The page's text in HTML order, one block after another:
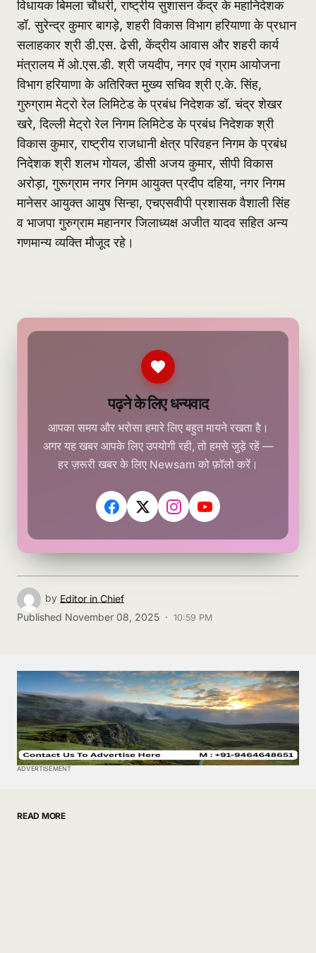
विधायक बिमला चौधरी, राष्ट्रीय सुशासन केंद्र के महानिदेशक
डॉ. सुरेन्द्र कुमार बागड़े, शहरी विकास विभाग हरियाणा के प्रधान
सलाहकार श्री डी.एस. ढेसी, केंद्रीय आवास और शहरी कार्य
मंत्रालय में ओ.एस.डी. श्री जयदीप, नगर एवं ग्राम आयोजना
विभाग हरियाणा के अतिरिक्त मुख्य सचिव श्री ए.के. सिंह,
गुरुग्राम मेट्रो रेल लिमिटेड के प्रबंध निदेशक डॉ. चंद्र शेखर
खरे, दिल्ली मेट्रो रेल निगम लिमिटेड के प्रबंध निदेशक श्री
विकास कुमार, राष्ट्रीय राजधानी क्षेत्र परिवहन निगम के प्रबंध
निदेशक श्री शलभ गोयल, डीसी अजय कुमार, सीपी विकास
अरोड़ा, गुरूग्राम नगर निगम आयुक्त प्रदीप दहिया, नगर निगम
मानेसर आयुक्त आयुष सिन्हा, एचएसवीपी प्रशासक वैशाली सिंह
व भाजपा गुरुग्राम महानगर जिलाध्यक्ष अजीत यादव सहित अन्य
गणमान्य व्यक्ति मौजूद रहे।
पढ़ने के लिए धन्यवाद
आपका समय और भरोसा हमारे लिए बहुत मायने रखता है।
अगर यह खबर आपके लिए उपयोगी रही, तो हमसे जुड़े रहें —
हर ज़रूरी खबर के लिए Newsam को फ़ॉलो करें।
by Editor in Chief
Published November 08, 2025 · 10:59 PM
ADVERTISEMENT
READ MORE